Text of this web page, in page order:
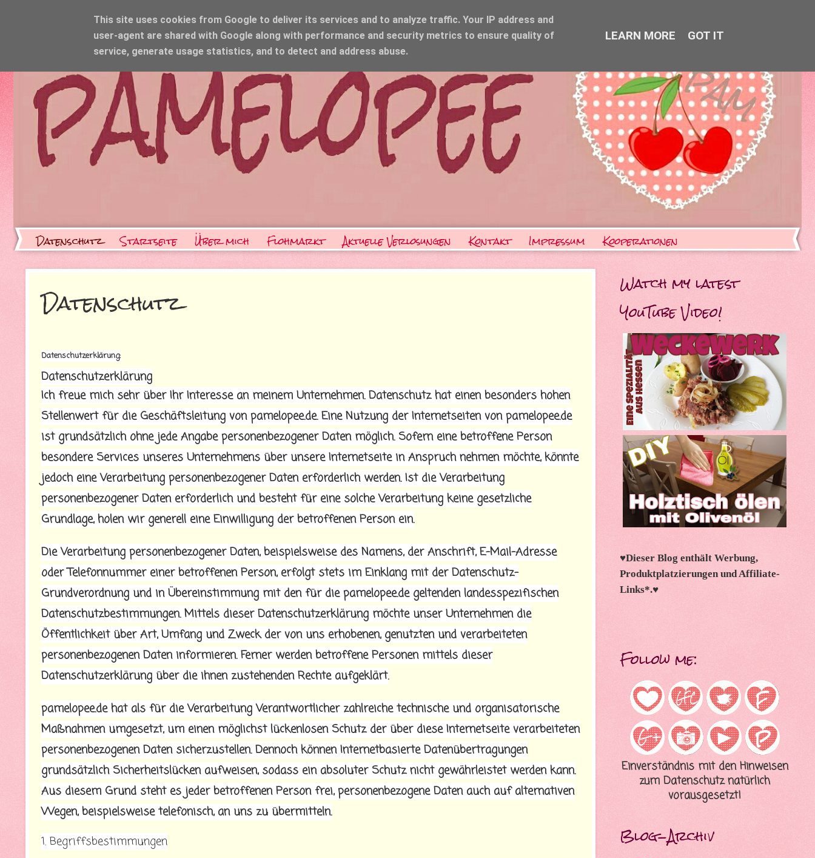
Datenschutz Startseite Über mich Flohmarkt Aktuelle Verlosungen Kontakt Impressum Kooperationen
Datenschutz
Datenschutzerklärung:
Datenschutzerklärung
Ich freue mich sehr über Ihr Interesse an meinem Unternehmen. Datenschutz hat einen besonders hohen
Stellenwert für die Geschäftsleitung von pamelopee.de. Eine Nutzung der Internetseiten von pamelopee.de
ist grundsätzlich ohne jede Angabe personenbezogener Daten möglich. Sofern eine betroffene Person
besondere Services unseres Unternehmens über unsere Internetseite in Anspruch nehmen möchte, könnte
jedoch eine Verarbeitung personenbezogener Daten erforderlich werden. Ist die Verarbeitung
personenbezogener Daten erforderlich und besteht für eine solche Verarbeitung keine gesetzliche
Grundlage, holen wir generell eine Einwilligung der betroffenen Person ein.
Die Verarbeitung personenbezogener Daten, beispielsweise des Namens, der Anschrift, E-Mail-Adresse
oder Telefonnummer einer betroffenen Person, erfolgt stets im Einklang mit der Datenschutz-
Grundverordnung und in Übereinstimmung mit den für die pamelopee.de geltenden landesspezifischen
Datenschutzbestimmungen. Mittels dieser Datenschutzerklärung möchte unser Unternehmen die
Öffentlichkeit über Art, Umfang und Zweck der von uns erhobenen, genutzten und verarbeiteten
personenbezogenen Daten informieren. Ferner werden betroffene Personen mittels dieser
Datenschutzerklärung über die ihnen zustehenden Rechte aufgeklärt.
pamelopee.de hat als für die Verarbeitung Verantwortlicher zahlreiche technische und organisatorische
Maßnahmen umgesetzt, um einen möglichst lückenlosen Schutz der über diese Internetseite verarbeiteten
personenbezogenen Daten sicherzustellen. Dennoch können Internetbasierte Datenübertragungen
grundsätzlich Sicherheitslücken aufweisen, sodass ein absoluter Schutz nicht gewährleistet werden kann.
Aus diesem Grund steht es jeder betroffenen Person frei, personenbezogene Daten auch auf alternativen
Wegen, beispielsweise telefonisch, an uns zu übermitteln.
1. Begriffsbestimmungen
Watch my latest
YouTube Video!
♥Dieser Blog enthält Werbung,
Produktplatzierungen und Affiliate-
Links*.♥
Follow me:
Einverständnis mit den Hinweisen
zum Datenschutz natürlich
vorausgesetzt!
Blog-Archiv
This site uses cookies from Google to deliver its services and to analyze traffic. Your IP address and
user-agent are shared with Google along with performance and security metrics to ensure quality of
service, generate usage statistics, and to detect and address abuse.
LEARN MORE GOT IT